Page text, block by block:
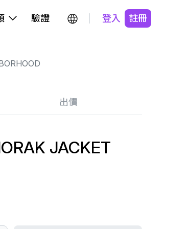
驗證 登入 註冊
出價
JACKET